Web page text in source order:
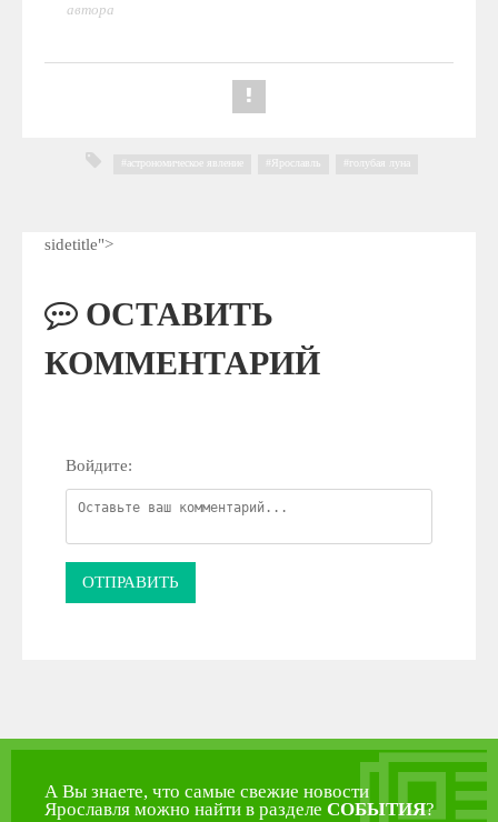
автора
астрономическое явление Ярославль голубая луна
sidetitle">
ОСТАВИТЬ
КОММЕНТАРИЙ
Войдите:
ОТПРАВИТЬ
А Вы знаете, что самые свежие новости
Ярославля можно найти в разделе СОБЫТИЯ?